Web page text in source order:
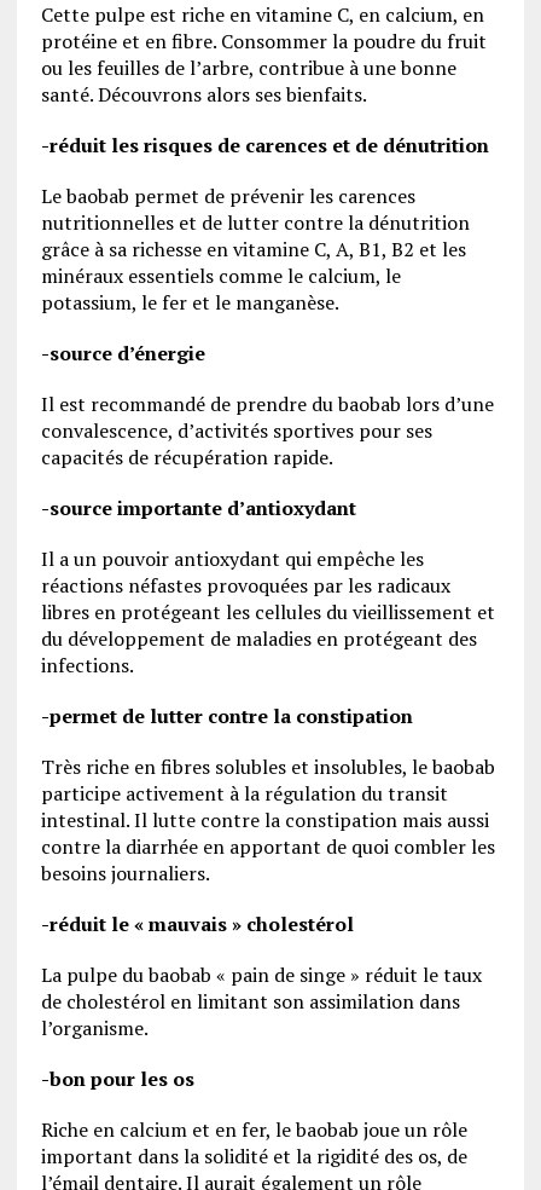
Cette pulpe est riche en vitamine C, en calcium, en
protéine et en fibre. Consommer la poudre du fruit
ou les feuilles de l’arbre, contribue à une bonne
santé. Découvrons alors ses bienfaits.
-réduit les risques de carences et de dénutrition
Le baobab permet de prévenir les carences
nutritionnelles et de lutter contre la dénutrition
grâce à sa richesse en vitamine C, A, B1, B2 et les
minéraux essentiels comme le calcium, le
potassium, le fer et le manganèse.
-source d’énergie
Il est recommandé de prendre du baobab lors d’une
convalescence, d’activités sportives pour ses
capacités de récupération rapide.
-source importante d’antioxydant
Il a un pouvoir antioxydant qui empêche les
réactions néfastes provoquées par les radicaux
libres en protégeant les cellules du vieillissement et
du développement de maladies en protégeant des
infections.
-permet de lutter contre la constipation
Très riche en fibres solubles et insolubles, le baobab
participe activement à la régulation du transit
intestinal. Il lutte contre la constipation mais aussi
contre la diarrhée en apportant de quoi combler les
besoins journaliers.
-réduit le « mauvais » cholestérol
La pulpe du baobab « pain de singe » réduit le taux
de cholestérol en limitant son assimilation dans
l’organisme.
-bon pour les os
Riche en calcium et en fer, le baobab joue un rôle
important dans la solidité et la rigidité des os, de
l’émail dentaire. Il aurait également un rôle